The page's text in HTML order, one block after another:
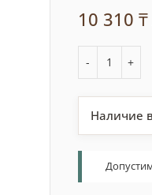
10 310 ₸
Наличие